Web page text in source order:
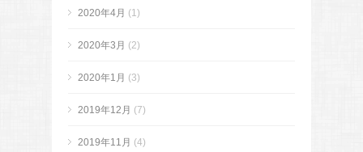
2020年4月 (1)
2020年3月 (2)
2020年1月 (3)
2019年12月 (7)
2019年11月 (4)